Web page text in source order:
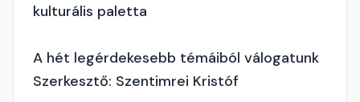
kulturális paletta
A hét legérdekesebb témáiból válogatunk
Szerkesztő: Szentimrei Kristóf